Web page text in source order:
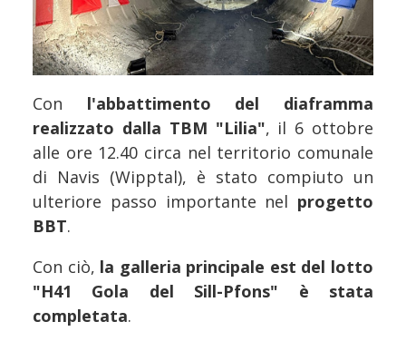
Con l'abbattimento del diaframma
realizzato dalla TBM "Lilia", il 6 ottobre
alle ore 12.40 circa nel territorio comunale
di Navis (Wipptal), è stato compiuto un
ulteriore passo importante nel progetto
BBT.
Con ciò, la galleria principale est del lotto
"H41 Gola del Sill-Pfons" è stata
completata.